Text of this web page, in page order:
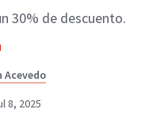
30% de descuento.
Acevedo
8, 2025